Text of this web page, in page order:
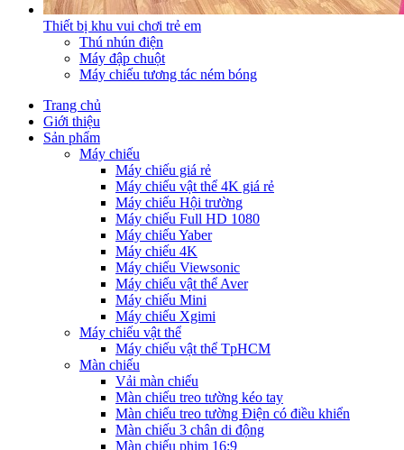
Thiết bị khu vui chơi trẻ em
Thú nhún điện
Máy đập chuột
Máy chiếu tương tác ném bóng
Trang chủ
Giới thiệu
Sản phẩm
Máy chiếu
Máy chiếu giá rẻ
Máy chiếu vật thể 4K giá rẻ
Máy chiếu Hội trường
Máy chiếu Full HD 1080
Máy chiếu Yaber
Máy chiếu 4K
Máy chiếu Viewsonic
Máy chiếu vật thể Aver
Máy chiếu Mini
Máy chiếu Xgimi
Máy chiếu vật thể
Máy chiếu vật thể TpHCM
Màn chiếu
Vải màn chiếu
Màn chiếu treo tường kéo tay
Màn chiếu treo tường Điện có điều khiển
Màn chiếu 3 chân di động
Màn chiếu phim 16:9